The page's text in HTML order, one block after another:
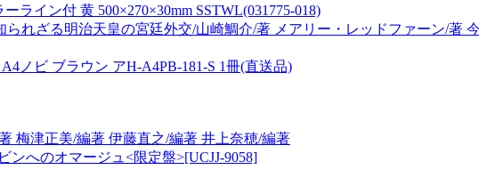
イン付 黄 500×270×30mm SSTWL(031775-018)
られざる明治天皇の宮廷外交/山崎鯛介/著 メアリー・レッドファーン/著
ノビ ブラウン アH-A4PB-181-S 1冊(直送品)
梅津正美/編著 伊藤直之/編著 井上奈穂/編著
ンへのオマージュ<限定盤>[UCJJ-9058]